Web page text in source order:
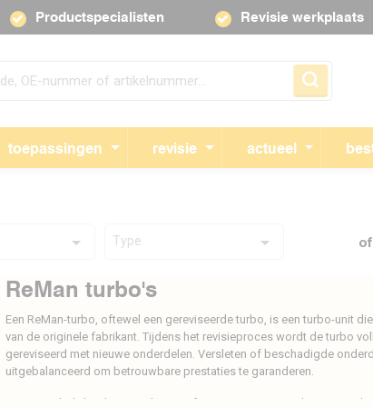
toepassingen revisie actueel
Productspecialisten Revisie werkplaats
Type of
ReMan turbo's
Een ReMan-turbo, oftewel een gereviseerde turbo, is een turbo-unit
van de originele fabrikant. Tijdens het revisieproces wordt de turbo
gereviseerd met nieuwe onderdelen. Versleten of beschadigde
uitgebalanceerd om betrouwbare prestaties te garanderen.
ReMan-turbo’s bieden een alternatief voor nieuwe exemplaren,